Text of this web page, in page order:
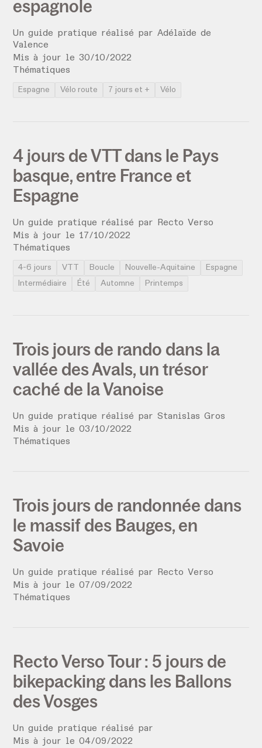
espagnole
Un guide pratique réalisé parAdélaïde de
Valence
Mis à jour le 30/10/2022
Thématiques
Espagne Vélo route 7 jours et + Vélo
4 jours de VTT dans le Pays
basque, entre France et
Espagne
Un guide pratique réalisé par
Recto Verso
Mis à jour le 17/10/2022
Thématiques
4-6 jours VTT Boucle Nouvelle-Aquitaine
Espagne
Intermédiaire
Été Automne Printemps
Trois jours de rando dans la
vallée des Avals, un trésor
caché de la Vanoise
Un guide pratique réalisé parStanislas Gros
Mis à jour le03/10/2022
Thématiques
Trois jours de randonnée dans
le massif des Bauges, en
Savoie
Un guide pratique réalisé par
Recto Verso
Mis à jour le07/09/2022
Thématiques
Recto Verso Tour : 5 jours de
bikepacking dans les Ballons
des Vosges
Un guide pratique réalisé par
Mis à jour le04/09/2022